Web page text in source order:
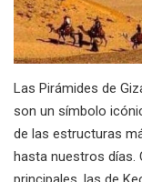
Las Pirámides de
son un símbolo
de las estructuras
hasta nuestros días.